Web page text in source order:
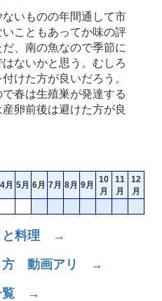
いものの年間通して市
こともあってか味の評
、南の魚なので季節に
ないかと思う。むしろ
けた方が良いだろう。
春は生殖巣が発達する
卵前後は避けた方が良
4月 5月 6月 7月 8月 9月
10
月
11
月
12
月
と料理 →
方 動画アリ →
覧 →